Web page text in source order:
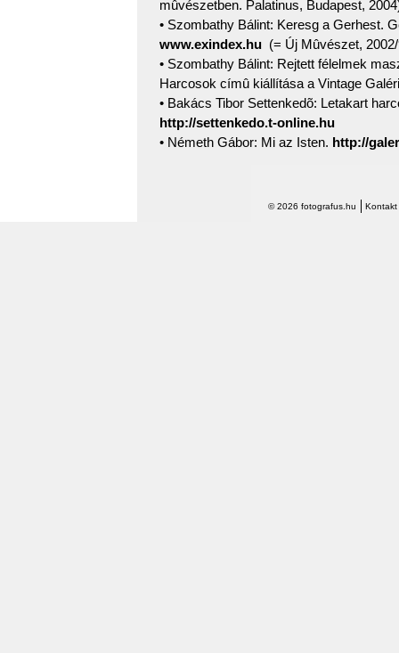
mûvészetben. Palatinus, Budapest,
• Szombathy Bálint: Keresg a Gerhest.
www.exindex.hu (= Új Mûvészet,
• Szombathy Bálint: Rejtett félelmek
Harcosok címû kiállítása a Vintage
• Bakács Tibor Settenkedõ: Letakart
http://settenkedo.t-online.hu
• Németh Gábor: Mi az Isten. http://
© 2026 fotografus.hu Kontakt